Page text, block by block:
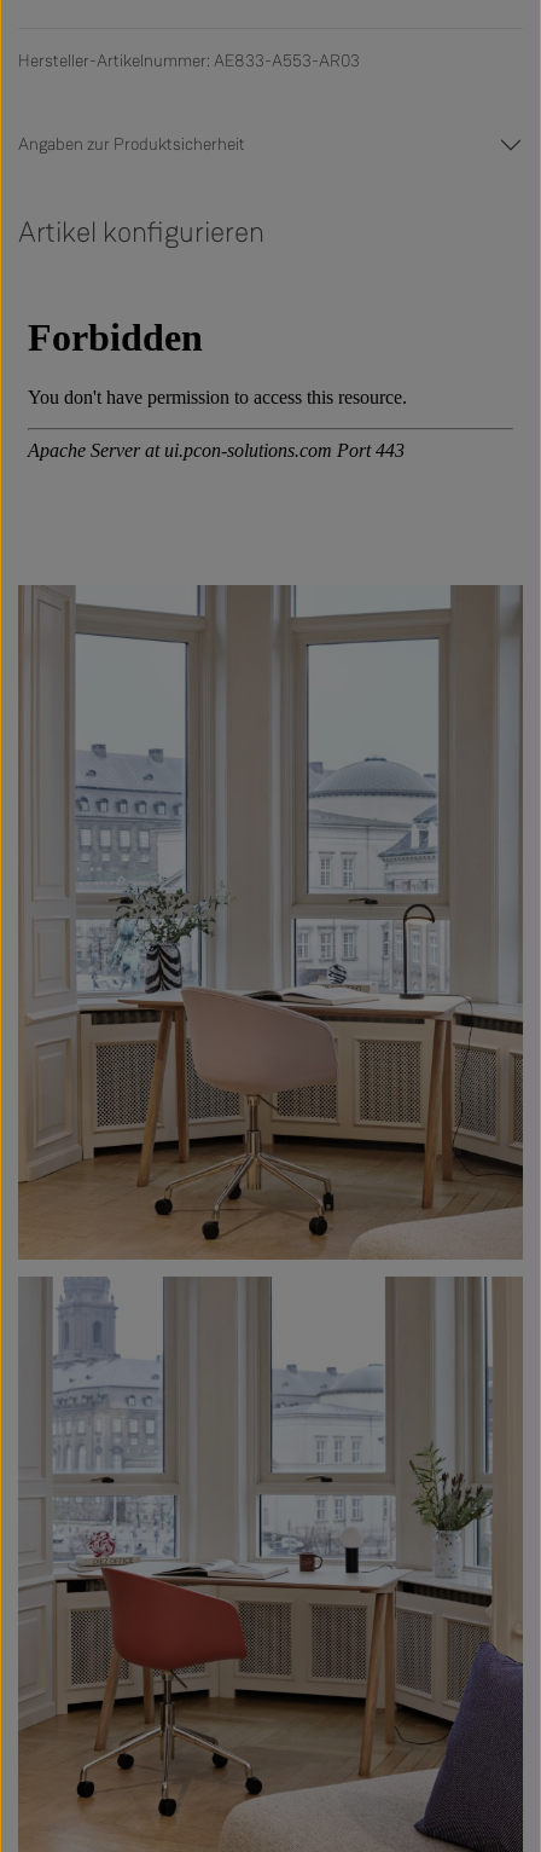
Hersteller-Artikelnummer: AE833-A553-AR03
Angaben zur Produktsicherheit
Artikel konfigurieren